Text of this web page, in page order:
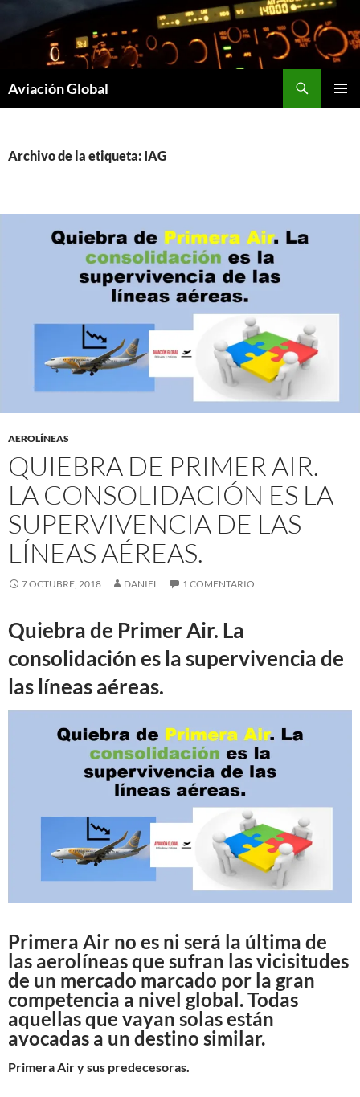
contenido
Aviación Global
Archivo de la etiqueta: IAG
AEROLÍNEAS
QUIEBRA DE PRIMER AIR.
LA CONSOLIDACIÓN ES LA
SUPERVIVENCIA DE LAS
LÍNEAS AÉREAS.
7 OCTUBRE, 2018 DANIEL 1 COMENTARIO
Quiebra de Primer Air. La
consolidación es la supervivencia de
las líneas aéreas.
Primera Air no es ni será la última de
las aerolíneas que sufran las vicisitudes
de un mercado marcado por la gran
competencia a nivel global. Todas
aquellas que vayan solas están
avocadas a un destino similar.
Primera Air y sus predecesoras.